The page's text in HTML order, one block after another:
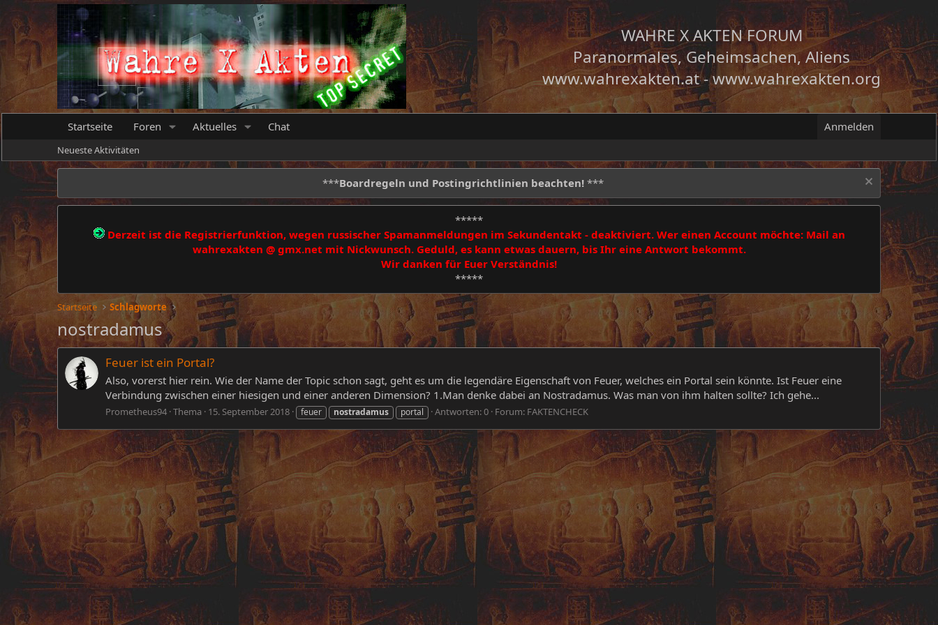
WAHRE X AKTEN FORUM
Paranormales, Geheimsachen, Aliens
www.wahrexakten.at-www.wahrexakten.org
Startseite Foren Aktuelles Chat Anmelden
Neueste Aktivitäten
***Boardregeln und Postingrichtlinien beachten! ***
*****
Derzeit ist die Registrierfunktion, wegen russischer Spamanmeldungen im Sekundentakt - deaktiviert. Wer einen Account möchte: Mail an
wahrexakten @ gmx.net mit Nickwunsch. Geduld, es kann etwas dauern, bis Ihr eine Antwort bekommt.
Wir danken für Euer Verständnis!
*****
Startseite Schlagworte
nostradamus
Feuer ist ein Portal?
Also, vorerst hier rein. Wie der Name der Topic schon sagt, geht es um die legendäre Eigenschaft von Feuer, welches ein Portal sein könnte. Ist Feuer eine
Verbindung zwischen einer hiesigen und einer anderen Dimension? 1.Man denke dabei an Nostradamus. Was man von ihm halten sollte? Ich gehe...
Prometheus94 Thema 15. September 2018 feuer nostradamus portal Antworten: 0 Forum: FAKTENCHECK